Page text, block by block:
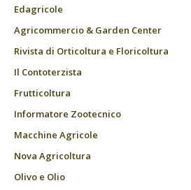
Edagricole
Agricommercio & Garden Center
Rivista di Orticoltura e Floricoltura
Il Contoterzista
Frutticoltura
Informatore Zootecnico
Macchine Agricole
Nova Agricoltura
Olivo e Olio